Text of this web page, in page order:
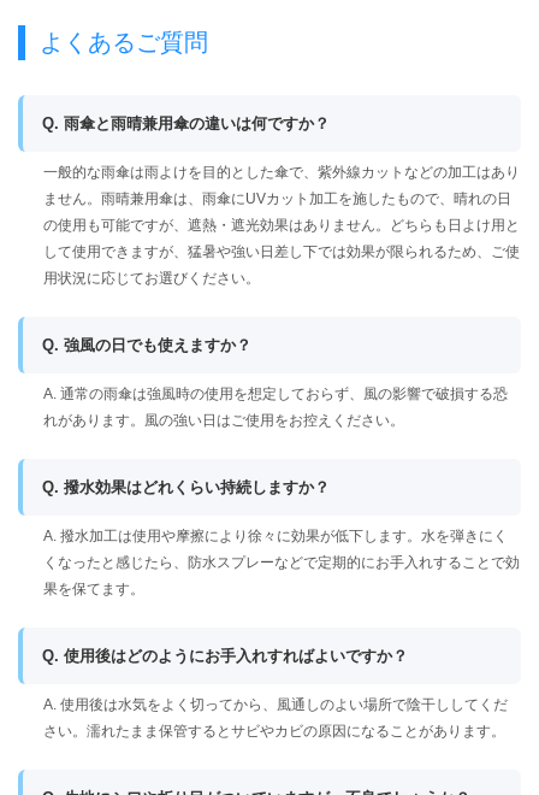
よくあるご質問
Q. 雨傘と雨晴兼用傘の違いは何ですか？
一般的な雨傘は雨よけを目的とした傘で、紫外線カットなどの加工はあり
ません。雨晴兼用傘は、雨傘にUVカット加工を施したもので、晴れの日
の使用も可能ですが、遮熱・遮光効果はありません。どちらも日よけ用と
して使用できますが、猛暑や強い日差し下では効果が限られるため、ご使
用状況に応じてお選びください。
Q. 強風の日でも使えますか？
A. 通常の雨傘は強風時の使用を想定しておらず、風の影響で破損する恐
れがあります。風の強い日はご使用をお控えください。
Q. 撥水効果はどれくらい持続しますか？
A. 撥水加工は使用や摩擦により徐々に効果が低下します。水を弾きにく
くなったと感じたら、防水スプレーなどで定期的にお手入れすることで効
果を保てます。
Q. 使用後はどのようにお手入れすればよいですか？
A. 使用後は水気をよく切ってから、風通しのよい場所で陰干ししてくだ
さい。濡れたまま保管するとサビやカビの原因になることがあります。